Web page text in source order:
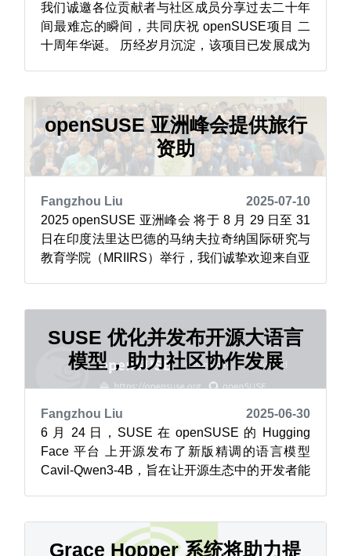
我们诚邀各位贡献者与社区成员分享过去二十年
间最难忘的瞬间，共同庆祝 openSUSE项目 二
十周年华诞。 历经岁月沉淀，该项目已发展成为
程，我们正在全球范围内征集见证项目精神的照
片——无论是技术大会、编程马拉松、社区聚
会、纪念品收藏，还是成员个人成长的重要...
openSUSE 亚洲峰会提供旅行
资助
Fangzhou Liu
2025-07-10
2025 openSUSE 亚洲峰会 将于 8 月 29 日至 31
日在印度法里达巴德的马纳夫拉奇纳国际研究与
教育学院（MRIIRS）举行，我们诚挚欢迎来自亚
参会者提供协助。该计划由 G...
SUSE 优化并发布开源大语言
模型，助力社区协作发展
Fangzhou Liu
2025-06-30
6 月 24 日，SUSE 在 openSUSE 的 Hugging
Face 平台 上开源发布了新版精调的语言模型
Cavil-Qwen3-4B，旨在让开源生态中的开发者能
配器（低秩自适应）技术，用于检测代码和文档
中与法律相关的文本（如...
Grace Hopper 系统将助力提